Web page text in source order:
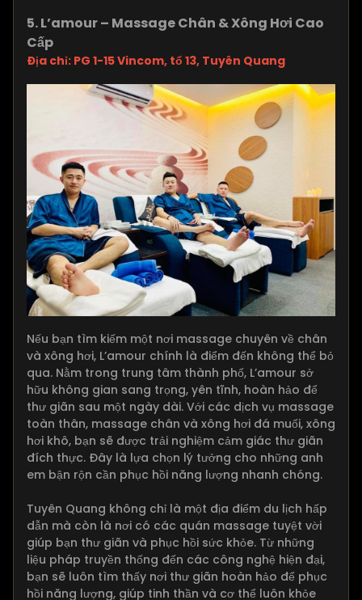
5. L’amour – Massage Chân & Xông Hơi Cao
Cấp
Địa chỉ: PG 1-15 Vincom, tổ 13, Tuyên Quang
Nếu bạn tìm kiếm một nơi massage chuyên về chân
và xông hơi, L’amour chính là điểm đến không thể bỏ
qua. Nằm trong trung tâm thành phố, L’amour sở
hữu không gian sang trọng, yên tĩnh, hoàn hảo để
thư giãn sau một ngày dài. Với các dịch vụ massage
toàn thân, massage chân và xông hơi đá muối, xông
hơi khô, bạn sẽ được trải nghiệm cảm giác thư giãn
đích thực. Đây là lựa chọn lý tưởng cho những anh
em bận rộn cần phục hồi năng lượng nhanh chóng.
Tuyên Quang không chỉ là một địa điểm du lịch hấp
dẫn mà còn là nơi có các quán massage tuyệt vời
giúp bạn thư giãn và phục hồi sức khỏe. Từ những
liệu pháp truyền thống đến các công nghệ hiện đại,
bạn sẽ luôn tìm thấy nơi thư giãn hoàn hảo để phục
hồi năng lượng, giúp tinh thần và cơ thể luôn khỏe